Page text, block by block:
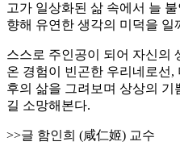
고가 일상화된 삶 속에서 늘
향해 유연한 생각의 미덕을 일
스스로 주인공이 되어 자신의
온 경험이 빈곤한 우리네로선,
후의 삶을 그려보며 상상의 기
길 소망해본다.
>>글 함인희 (咸仁姬) 교수